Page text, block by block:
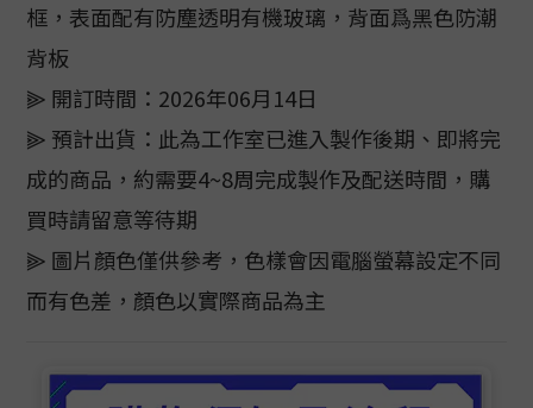
框，表面配有防塵透明有機玻璃，背面爲黑色防潮
背板
⫸ 開訂時間：2026年06月14日
⫸ 預計出貨：此為工作室已進入製作後期、即將完
成的商品，約需要4~8周完成製作及配送時間，購
買時請留意等待期
⫸ 圖片顏色僅供參考，色樣會因電腦螢幕設定不同
而有色差，顏色以實際商品為主